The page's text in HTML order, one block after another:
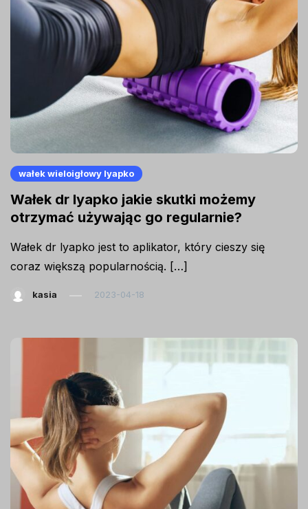
wałek wieloigłowy lyapko
Wałek dr lyapko jakie skutki możemy
otrzymać używając go regularnie?
Wałek dr lyapko jest to aplikator, który cieszy się
coraz większą popularnością. […]
kasia 2023-04-18